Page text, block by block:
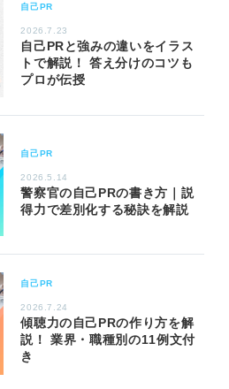
自己PR
2026.7.23
自己PRと強みの違いをイラス
トで解説！ 答え分けのコツも
プロが伝授
自己PR
2026.5.14
警察官の自己PRの書き方｜説
得力で差別化する秘訣を解説
自己PR
2026.7.24
傾聴力の自己PRの作り方を解
説！ 業界・職種別の11例文付
き